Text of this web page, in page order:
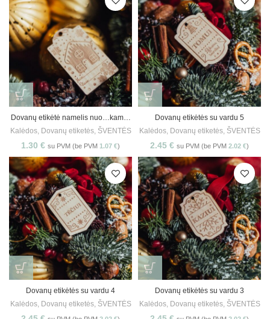
Dovanų etikėtė namelis nuo…kam…
Kalėdos, Dovanų etiketės, ŠVENTĖS
1.30 € su PVM (be PVM 1.07 €)
Dovanų etikėtės su vardu 5
Kalėdos, Dovanų etiketės, ŠVENTĖS
2.45 € su PVM (be PVM 2.02 €)
Dovanų etikėtės su vardu 4
Kalėdos, Dovanų etiketės, ŠVENTĖS
Dovanų etikėtės su vardu 3
Kalėdos, Dovanų etiketės, ŠVENTĖS